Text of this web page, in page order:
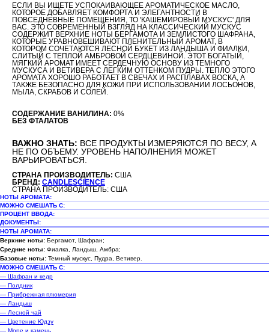
ЕСЛИ ВЫ ИЩЕТЕ УСПОКАИВАЮЩЕЕ АРОМАТИЧЕСКОЕ МАСЛО,
КОТОРОЕ ДОБАВЛЯЕТ КОМФОРТА И ЭЛЕГАНТНОСТИ В
ПОВСЕДНЕВНЫЕ ПОМЕЩЕНИЯ, ТО 'КАШЕМИРОВЫЙ МУСКУС' ДЛЯ
ВАС. ЭТО СОВРЕМЕННЫЙ ВЗГЛЯД НА КЛАССИЧЕСКИЙ МУСКУС
СОДЕРЖИТ ВЕРХНИЕ НОТЫ БЕРГАМОТА И ЗЕМЛИСТОГО ШАФРАНА,
КОТОРЫЕ УРАВНОВЕШИВАЮТ ПЛЕНИТЕЛЬНЫЙ АРОМАТ, В
КОТОРОМ СОЧЕТАЮТСЯ ЛЕСНОЙ БУКЕТ ИЗ ЛАНДЫША И ФИАЛКИ,
СЛИТЫЙ С ТЕПЛОЙ АМБРОВОЙ СЕРДЦЕВИНОЙ. ЭТОТ БОГАТЫЙ,
МЯГКИЙ АРОМАТ ИМЕЕТ СЕРДЕЧНУЮ ОСНОВУ ИЗ ТЕМНОГО
МУСКУСА И ВЕТИВЕРА С ЛЕГКИМ ОТТЕНКОМ ПУДРЫ. ТЕПЛО ЭТОГО
АРОМАТА ХОРОШО РАБОТАЕТ В СВЕЧАХ И РАСПЛАВАХ ВОСКА, А
ТАКЖЕ БЕЗОПАСНО ДЛЯ КОЖИ ПРИ ИСПОЛЬЗОВАНИИ ЛОСЬОНОВ,
МЫЛА, СКРАБОВ И СОЛЕЙ.
СОДЕРЖАНИЕ ВАНИЛИНА: 0%
БЕЗ ФТАЛАТОВ
ВАЖНО ЗНАТЬ: ВСЕ ПРОДУКТЫ ИЗМЕРЯЮТСЯ ПО ВЕСУ, А
НЕ ПО ОБЪЕМУ. УРОВЕНЬ НАПОЛНЕНИЯ МОЖЕТ
ВАРЬИРОВАТЬСЯ.
СТРАНА ПРОИЗВОДИТЕЛЬ: США
БРЕНД: CANDLESCIENCE
СТРАНА ПРОИЗВОДИТЕЛЬ: США
НОТЫ АРОМАТА:
МОЖНО СМЕШАТЬ С:
ПРОЦЕНТ ВВОДА:
ДОКУМЕНТЫ:
НОТЫ АРОМАТА:
Верхние ноты: Бергамот, Шафран;
Средние ноты: Фиалка, Ландыш, Амбра;
Базовые ноты: Темный мускус, Пудра, Ветивер.
МОЖНО СМЕШАТЬ С:
— Шафран и кедр
— Полдник
— Прибрежная плюмерия
— Ландыш
— Лесной чай
— Цветение Юдзу
— Море и камень